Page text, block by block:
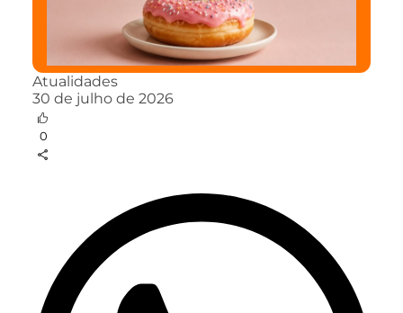
Atualidades
30 de julho de 2026
0